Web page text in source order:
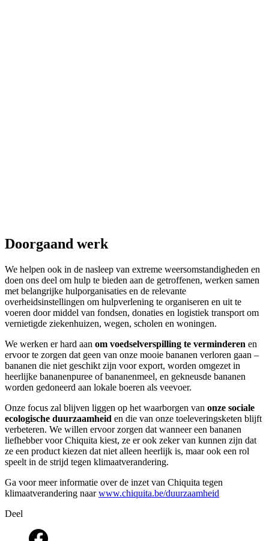
Doorgaand werk
We helpen ook in de nasleep van extreme weersomstandigheden en
doen ons deel om hulp te bieden aan de getroffenen, werken samen
met belangrijke hulporganisaties en de relevante
overheidsinstellingen om hulpverlening te organiseren en uit te
voeren door middel van fondsen, donaties en logistiek transport om
vernietigde ziekenhuizen, wegen, scholen en woningen.
We werken er hard aan om voedselverspilling te verminderen en
ervoor te zorgen dat geen van onze mooie bananen verloren gaan –
bananen die niet geschikt zijn voor export, worden omgezet in
heerlijke bananenpuree of bananenmeel, en gekneusde bananen
worden gedoneerd aan lokale boeren als veevoer.
Onze focus zal blijven liggen op het waarborgen van onze sociale
ecologische duurzaamheid en die van onze toeleveringsketen blijft
verbeteren. We willen ervoor zorgen dat wanneer een bananen
liefhebber voor Chiquita kiest, ze er ook zeker van kunnen zijn dat
ze een product kiezen dat niet alleen heerlijk is, maar ook een rol
speelt in de strijd tegen klimaatverandering.
Ga voor meer informatie over de inzet van Chiquita tegen
klimaatverandering naarwww.chiquita.be/duurzaamheid
Deel